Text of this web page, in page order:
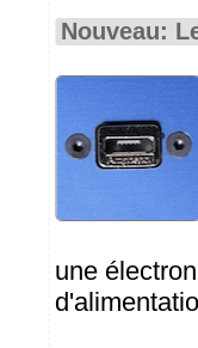
Nouveau:
une